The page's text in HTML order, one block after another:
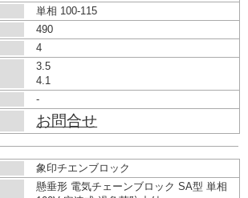
単相 100-115
490
4
3.5
4.1
-
お問合せ
象印チエンブロック
懸垂形 電気チェーンブロック SA型 単相